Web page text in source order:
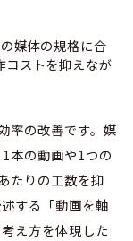
媒体の規格に合
ストを抑えなが
率の改善です。媒
本の動画や1つの
たりの工数を抑
する「動画を軸
え方を体現した